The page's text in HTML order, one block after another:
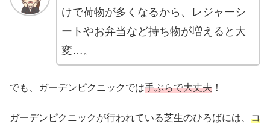
けで荷物が多くなるから、
レジャーシ
ートやお弁当など持ち物が増えると大
変…。
でも、ガーデンピクニックでは手ぶらで大丈夫 ！
ガーデンピクニックが行われている芝生のひろばには、 コ